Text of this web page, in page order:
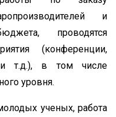
и
проводятся
(конференции,
т.д.), в том числе
уровня.
ученых, работа